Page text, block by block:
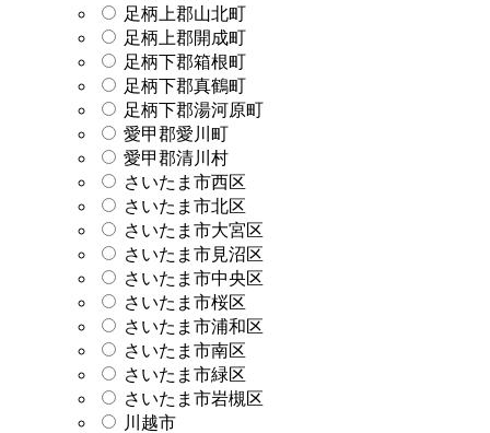
足柄上郡山北町
足柄上郡開成町
足柄下郡箱根町
足柄下郡真鶴町
足柄下郡湯河原町
愛甲郡愛川町
愛甲郡清川村
さいたま市西区
さいたま市北区
さいたま市大宮区
さいたま市見沼区
さいたま市中央区
さいたま市桜区
さいたま市浦和区
さいたま市南区
さいたま市緑区
さいたま市岩槻区
川越市